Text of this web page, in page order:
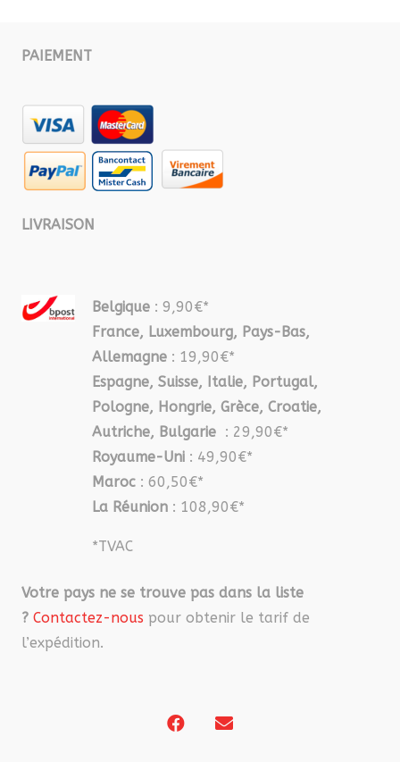
PAIEMENT
LIVRAISON
Belgique : 9,90€*
France, Luxembourg, Pays-Bas,
Allemagne : 19,90€*
Espagne, Suisse, Italie, Portugal,
Pologne, Hongrie, Grèce, Croatie,
Autriche, Bulgarie : 29,90€*
Royaume-Uni : 49,90€*
Maroc : 60,50€*
La Réunion : 108,90€*
*TVAC
Votre pays ne se trouve pas dans la liste
? Contactez-nous pour obtenir le tarif de
l’expédition.